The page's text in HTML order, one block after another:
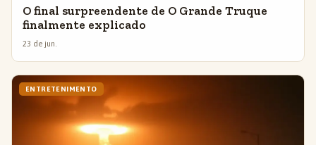
O final surpreendente de O Grande Truque
finalmente explicado
23 de jun.
ENTRETENIMENTO